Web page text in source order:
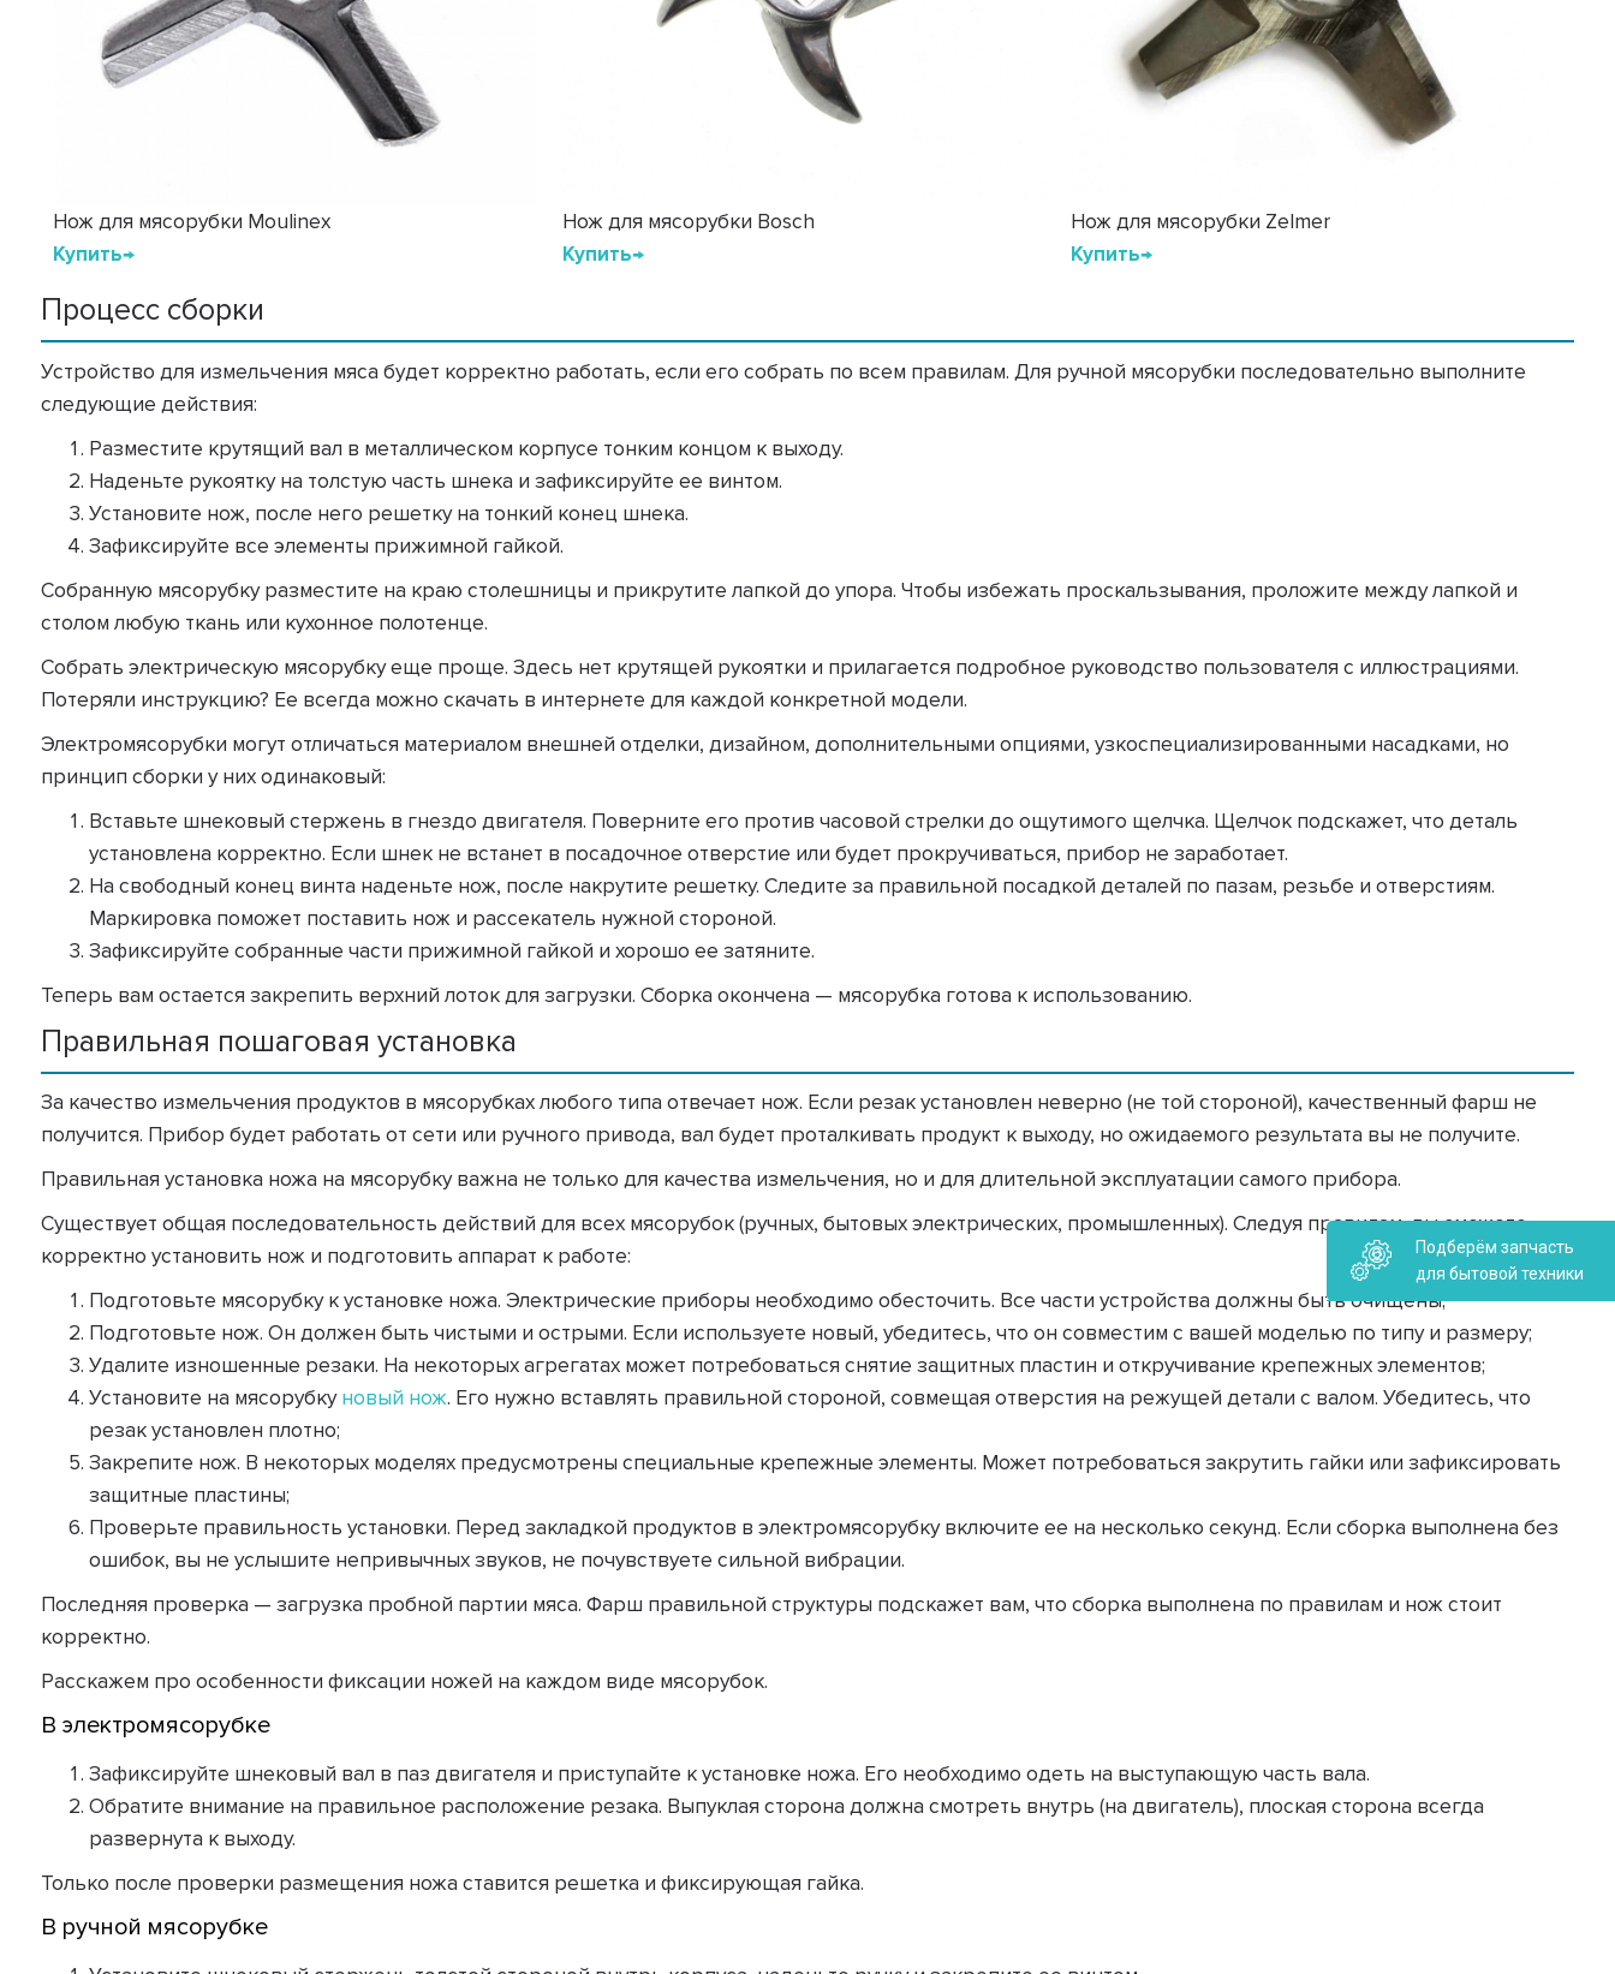
Нож для мясорубки Moulinex
Купить→
Нож для мясорубки Bosch
Купить→
Нож для мясорубки Zelmer
Купить→
Процесс сборки
Устройство для измельчения мяса будет корректно работать, если его собрать по всем правилам. Для ручной мясорубки последовательно выполните
следующие действия:
Разместите крутящий вал в металлическом корпусе тонким концом к выходу.
Наденьте рукоятку на толстую часть шнека и зафиксируйте ее винтом.
Установите нож, после него решетку на тонкий конец шнека.
Зафиксируйте все элементы прижимной гайкой.
Собранную мясорубку разместите на краю столешницы и прикрутите лапкой до упора. Чтобы избежать проскальзывания, проложите между лапкой и
столом любую ткань или кухонное полотенце.
Собрать электрическую мясорубку еще проще. Здесь нет крутящей рукоятки и прилагается подробное руководство пользователя с иллюстрациями.
Потеряли инструкцию? Ее всегда можно скачать в интернете для каждой конкретной модели.
Электромясорубки могут отличаться материалом внешней отделки, дизайном, дополнительными опциями, узкоспециализированными насадками, но
принцип сборки у них одинаковый:
Вставьте шнековый стержень в гнездо двигателя. Поверните его против часовой стрелки до ощутимого щелчка. Щелчок подскажет, что деталь
установлена корректно. Если шнек не встанет в посадочное отверстие или будет прокручиваться, прибор не заработает.
На свободный конец винта наденьте нож, после накрутите решетку. Следите за правильной посадкой деталей по пазам, резьбе и отверстиям.
Маркировка поможет поставить нож и рассекатель нужной стороной.
Зафиксируйте собранные части прижимной гайкой и хорошо ее затяните.
Теперь вам остается закрепить верхний лоток для загрузки. Сборка окончена — мясорубка готова к использованию.
Правильная пошаговая установка
За качество измельчения продуктов в мясорубках любого типа отвечает нож. Если резак установлен неверно (не той стороной), качественный фарш не
получится. Прибор будет работать от сети или ручного привода, вал будет проталкивать продукт к выходу, но ожидаемого результата вы не получите.
Правильная установка ножа на мясорубку важна не только для качества измельчения, но и для длительной эксплуатации самого прибора.
Существует общая последовательность действий для всех мясорубок (ручных, бытовых электрических, промышленных). Следуя правилам, вы сможете
корректно установить нож и подготовить аппарат к работе:
Подготовьте мясорубку к установке ножа. Электрические приборы необходимо обесточить. Все части устройства должны быть очищены;
Подготовьте нож. Он должен быть чистыми и острыми. Если используете новый, убедитесь, что он совместим с вашей моделью по типу и размеру;
Удалите изношенные резаки. На некоторых агрегатах может потребоваться снятие защитных пластин и откручивание крепежных элементов;
Установите на мясорубкуновый нож. Его нужно вставлять правильной стороной, совмещая отверстия на режущей детали с валом. Убедитесь, что
резак установлен плотно;
Закрепите нож. В некоторых моделях предусмотрены специальные крепежные элементы. Может потребоваться закрутить гайки или зафиксировать
защитные пластины;
Проверьте правильность установки. Перед закладкой продуктов в электромясорубку включите ее на несколько секунд. Если сборка выполнена без
ошибок, вы не услышите непривычных звуков, не почувствуете сильной вибрации.
Последняя проверка — загрузка пробной партии мяса. Фарш правильной структуры подскажет вам, что сборка выполнена по правилам и нож стоит
корректно.
Расскажем про особенности фиксации ножей на каждом виде мясорубок.
В электромясорубке
Зафиксируйте шнековый вал в паз двигателя и приступайте к установке ножа. Его необходимо одеть на выступающую часть вала.
Обратите внимание на правильное расположение резака. Выпуклая сторона должна смотреть внутрь (на двигатель), плоская сторона всегда
развернута к выходу.
Только после проверки размещения ножа ставится решетка и фиксирующая гайка.
В ручной мясорубке
Подберём запчасть
для бытовой техники